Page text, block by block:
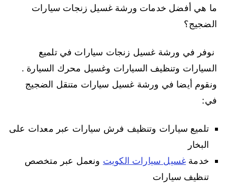
ما هي أفضل خدمات ورشة غسيل زنجات سيارات
الضجيج؟
نوفر في ورشة غسيل زنجات سيارات في تلميع
السيارات وتنظيف السيارات وغسيل محرك السيارة .
ونقوم أيضا في ورشة غسيل سيارات متنقل الضجيج
في:
تلميع سيارات وتنظيف فرش سيارات عبر معدات على
البخار
خدمة غسيل سيارات الكويت ونعمل عبر متخصص
تنظيف سيارات